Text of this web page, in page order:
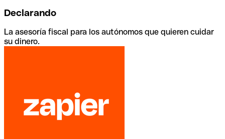
Declarando
La asesoría fiscal para los autónomos que quieren cuidar
su dinero.